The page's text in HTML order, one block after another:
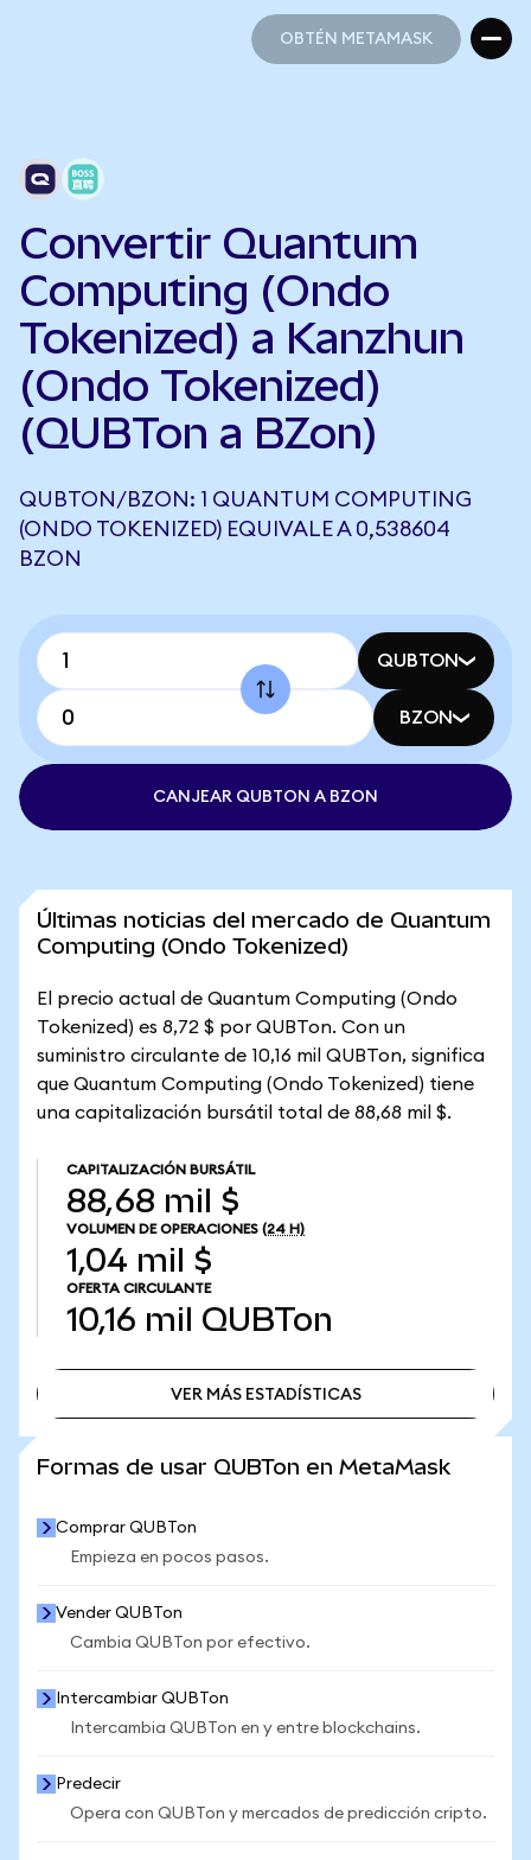
OBTÉN METAMASK
Convertir Quantum
Computing (Ondo
Tokenized) a Kanzhun
(Ondo Tokenized)
(QUBTon a BZon)
QUBTON/BZON: 1 QUANTUM COMPUTING
(ONDO TOKENIZED) EQUIVALE A 0,538604
BZON
QUBTON
BZON
CANJEAR QUBTON A BZON
Últimas noticias del mercado de Quantum
Computing (Ondo Tokenized)
El precio actual de Quantum Computing (Ondo
Tokenized) es 8,72 $ por QUBTon. Con un
suministro circulante de 10,16 mil QUBTon, significa
que Quantum Computing (Ondo Tokenized) tiene
una capitalización bursátil total de 88,68 mil $.
CAPITALIZACIÓN BURSÁTIL
88,68 mil $
VOLUMEN DE OPERACIONES (24 H)
1,04 mil $
OFERTA CIRCULANTE
10,16 mil QUBTon
VER MÁS ESTADÍSTICAS
Formas de usar QUBTon en MetaMask
Comprar QUBTon
Empieza en pocos pasos.
Vender QUBTon
Cambia QUBTon por efectivo.
Intercambiar QUBTon
Intercambia QUBTon en y entre blockchains.
Predecir
Opera con QUBTon y mercados de predicción cripto.